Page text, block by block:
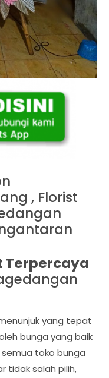
, Florist
Terpercaya
yang tepat
bunga yang baik
toko bunga
tidak salah pilih,